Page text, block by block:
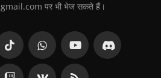
पर भी भेज सकते हैं।